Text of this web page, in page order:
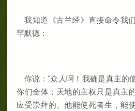
我知道《古兰经》直接命令我
罕默德：
你说：“众人啊！我确是真主的
你们全体；天地的主权只是真主
应受崇拜的。他能使死者生，能